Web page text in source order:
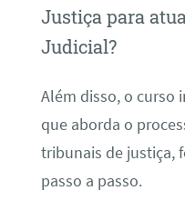
Justiça para
Judicial?
Além disso, o curso
que aborda o
tribunais de justiça,
passo a passo.